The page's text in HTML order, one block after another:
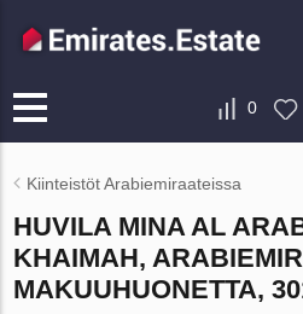
0
Kiinteistöt Arabiemiraateissa
HUVILA MINA AL
KHAIMAH,
MAKUUHUONETTA,